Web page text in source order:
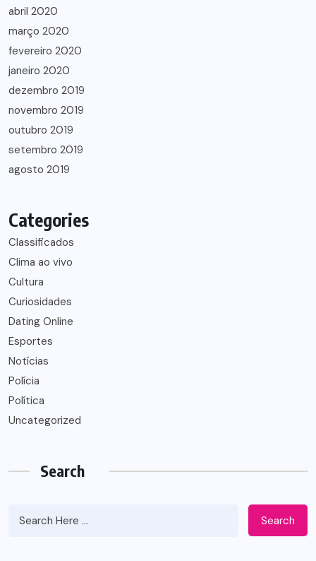
abril 2020
março 2020
fevereiro 2020
janeiro 2020
dezembro 2019
novembro 2019
outubro 2019
setembro 2019
agosto 2019
Categories
Classificados
Clima ao vivo
Cultura
Curiosidades
Dating Online
Esportes
Notícias
Polícia
Política
Uncategorized
Search
Search